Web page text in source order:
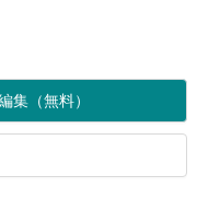
集（無料）